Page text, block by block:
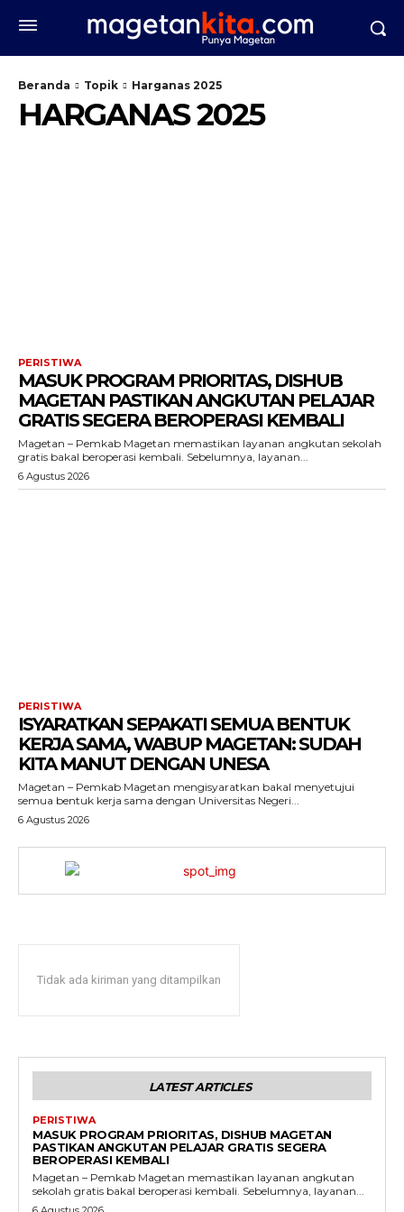
Beranda Topik Harganas 2025
HARGANAS 2025
PERISTIWA
MASUK PROGRAM PRIORITAS, DISHUB
MAGETAN PASTIKAN ANGKUTAN PELAJAR
GRATIS SEGERA BEROPERASI KEMBALI
Magetan – Pemkab Magetan memastikan layanan angkutan sekolah
gratis bakal beroperasi kembali. Sebelumnya, layanan...
6 Agustus 2026
PERISTIWA
ISYARATKAN SEPAKATI SEMUA BENTUK
KERJA SAMA, WABUP MAGETAN: SUDAH
KITA MANUT DENGAN UNESA
Magetan – Pemkab Magetan mengisyaratkan bakal menyetujui
semua bentuk kerja sama dengan Universitas Negeri...
6 Agustus 2026
Tidak ada kiriman yang ditampilkan
LATEST ARTICLES
PERISTIWA
MASUK PROGRAM PRIORITAS, DISHUB MAGETAN
PASTIKAN ANGKUTAN PELAJAR GRATIS SEGERA
BEROPERASI KEMBALI
Magetan – Pemkab Magetan memastikan layanan angkutan
sekolah gratis bakal beroperasi kembali. Sebelumnya, layanan...